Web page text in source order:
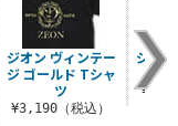
ジオン ヴィンテー
ジ ゴールド Tシャ
ツ
¥3,190（税込）
ジオ